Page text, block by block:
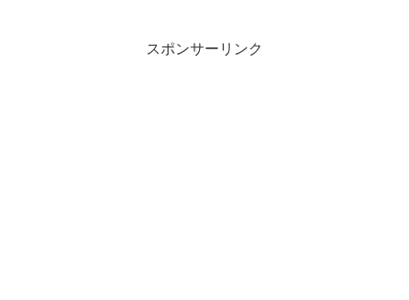
スポンサーリンク